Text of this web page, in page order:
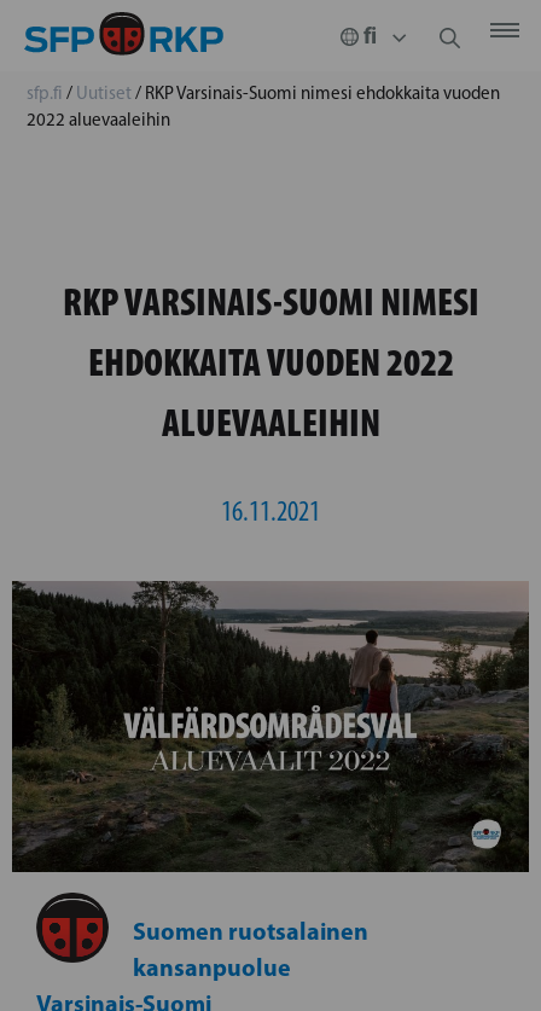
sfp.fi / Uutiset/ RKP Varsinais-Suomi nimesi ehdokkaita vuoden
2022 aluevaaleihin
RKP VARSINAIS-SUOMI NIMESI
EHDOKKAITA VUODEN 2022
ALUEVAALEIHIN
16.11.2021
Suomen ruotsalainen
kansanpuolue
Varsinais-Suomi